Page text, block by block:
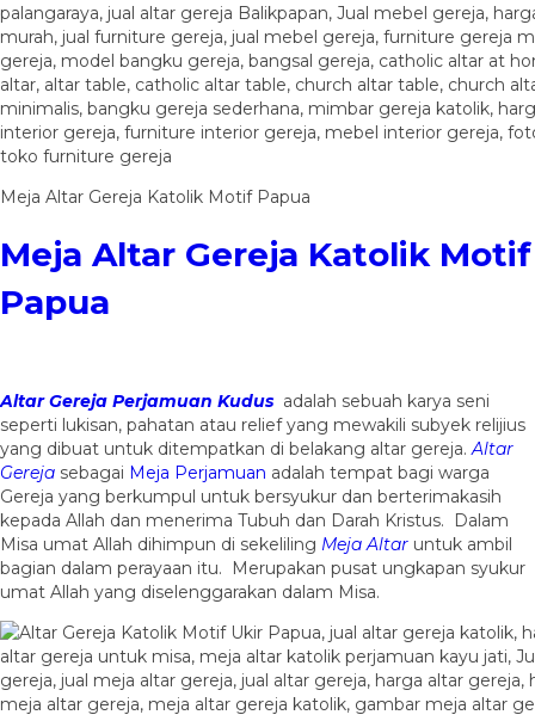
Meja Altar Gereja Katolik Motif Papua
Meja Altar Gereja Katolik Motif
Papua
Altar Gereja Perjamuan Kudus adalah sebuah karya seni
seperti lukisan, pahatan atau relief yang mewakili subyek relijius
yang dibuat untuk ditempatkan di belakang altar gereja.Altar
Gereja sebagai Meja Perjamuan adalah tempat bagi warga
Gereja yang berkumpul untuk bersyukur dan berterimakasih
kepada Allah dan menerima Tubuh dan Darah Kristus. Dalam
Misa umat Allah dihimpun di sekeliling Meja Altar untuk ambil
bagian dalam perayaan itu. Merupakan pusat ungkapan syukur
umat Allah yang diselenggarakan dalam Misa.